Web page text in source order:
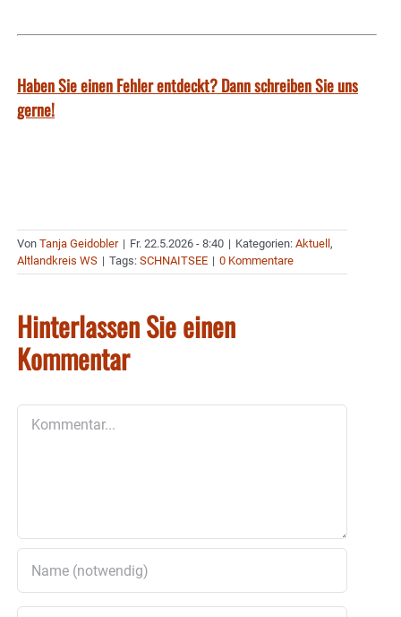
Haben Sie einen Fehler entdeckt? Dann schreiben Sie uns
gerne!
Von Tanja Geidobler | Fr. 22.5.2026 - 8:40 | Kategorien: Aktuell ,
Altlandkreis WS | Tags: SCHNAITSEE | 0 Kommentare
Hinterlassen Sie einen
Kommentar